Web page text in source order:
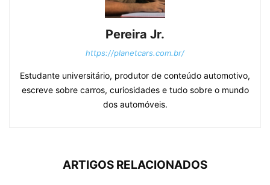
Pereira Jr.
https://planetcars.com.br/
Estudante universitário, produtor de conteúdo automotivo,
escreve sobre carros, curiosidades e tudo sobre o mundo
dos automóveis.
ARTIGOS RELACIONADOS